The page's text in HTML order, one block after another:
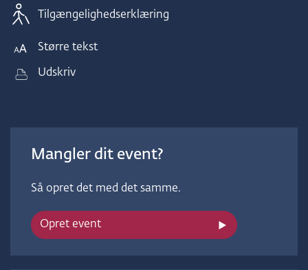
Tilgængelighedserklæring
Større tekst
Udskriv
Mangler dit event?
Så opret det med det samme.
Opret event